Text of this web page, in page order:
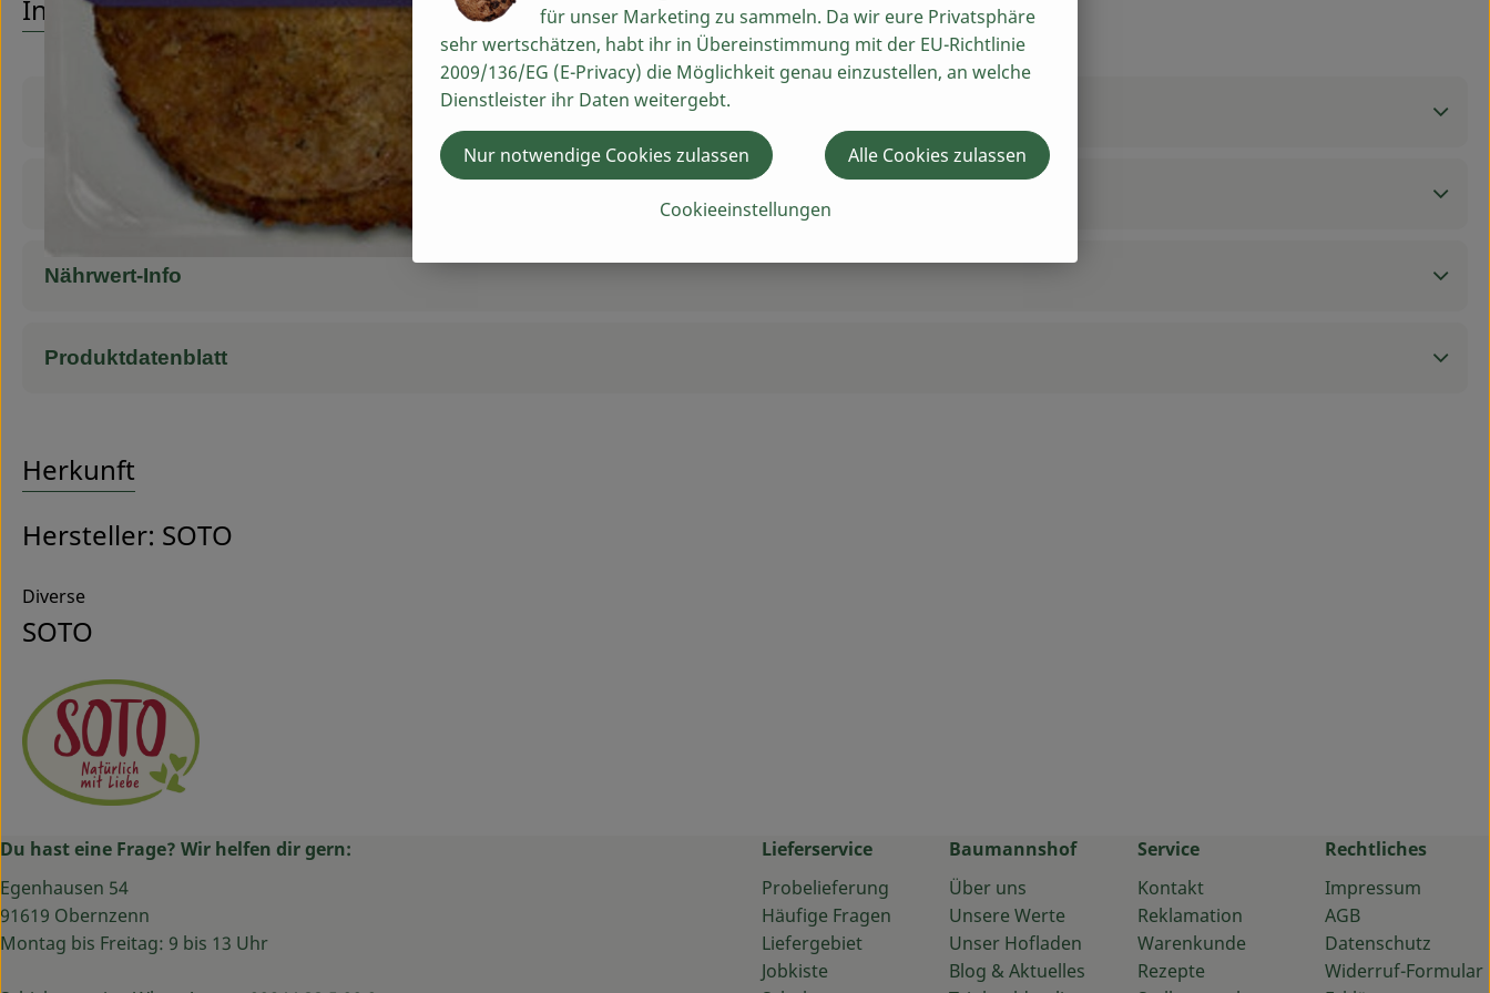
Info
Produktinformationen
Nährwert-Info
Produktdatenblatt
Herkunft
Hersteller: SOTO
Diverse
SOTO
Du hast eine Frage? Wir helfen dir gern:
Egenhausen 54
91619 Obernzenn
Montag bis Freitag: 9 bis 13 Uhr
Lieferservice
Probelieferung
Häufige Fragen
Liefergebiet
Jobkiste
Baumannshof
Über uns
Unsere Werte
Unser Hofladen
Blog & Aktuelles
Service
Kontakt
Reklamation
Warenkunde
Rezepte
Rechtliches
Impressum
AGB
Datenschutz
Widerruf-Formular
für unser Marketing zu sammeln. Da wir eure Privatsphäre
sehr wertschätzen, habt ihr in Übereinstimmung mit der EU-Richtlinie
2009/136/EG (E-Privacy) die Möglichkeit genau einzustellen, an welche
Dienstleister ihr Daten weitergebt.
Cookieeinstellungen
Nur notwendige Cookies zulassen Alle Cookies zulassen